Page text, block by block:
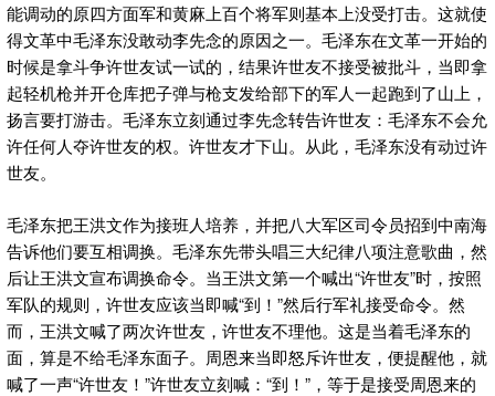
能调动的原四方面军和黄麻上百个将军则基本上没受打击。这就使
得文革中毛泽东没敢动李先念的原因之一。毛泽东在文革一开始的
时候是拿斗争许世友试一试的，结果许世友不接受被批斗，当即拿
起轻机枪并开仓库把子弹与枪支发给部下的军人一起跑到了山上，
扬言要打游击。毛泽东立刻通过李先念转告许世友：毛泽东不会允
许任何人夺许世友的权。许世友才下山。从此，毛泽东没有动过许
世友。
毛泽东把王洪文作为接班人培养，并把八大军区司令员招到中南海
告诉他们要互相调换。毛泽东先带头唱三大纪律八项注意歌曲，然
后让王洪文宣布调换命令。当王洪文第一个喊出“许世友”时，按照
军队的规则，许世友应该当即喊“到！”然后行军礼接受命令。然
而，王洪文喊了两次许世友，许世友不理他。这是当着毛泽东的
面，算是不给毛泽东面子。周恩来当即怒斥许世友，便提醒他，就
喊了一声“许世友！”许世友立刻喊：“到！”，等于是接受周恩来的